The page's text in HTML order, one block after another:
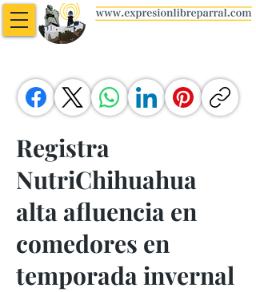
Registra
NutriChihuahua
alta afluencia en
comedores en
temporada invernal